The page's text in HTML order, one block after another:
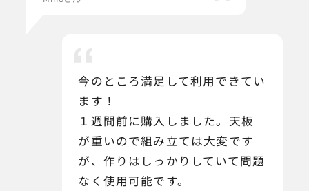
今のところ満足して利用できてい
ます！
１週間前に購入しました。天板
が重いので組み立ては大変です
が、作りはしっかりしていて問題
なく使用可能です。